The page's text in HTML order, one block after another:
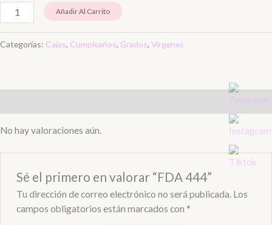
Añadir Al Carrito
Categorías: Cajas, Cumpleaños, Grados, Virgenes
No hay valoraciones aún.
Sé el primero en valorar “FDA 444”
Tu dirección de correo electrónico no será publicada. Los
campos obligatorios están marcados con *